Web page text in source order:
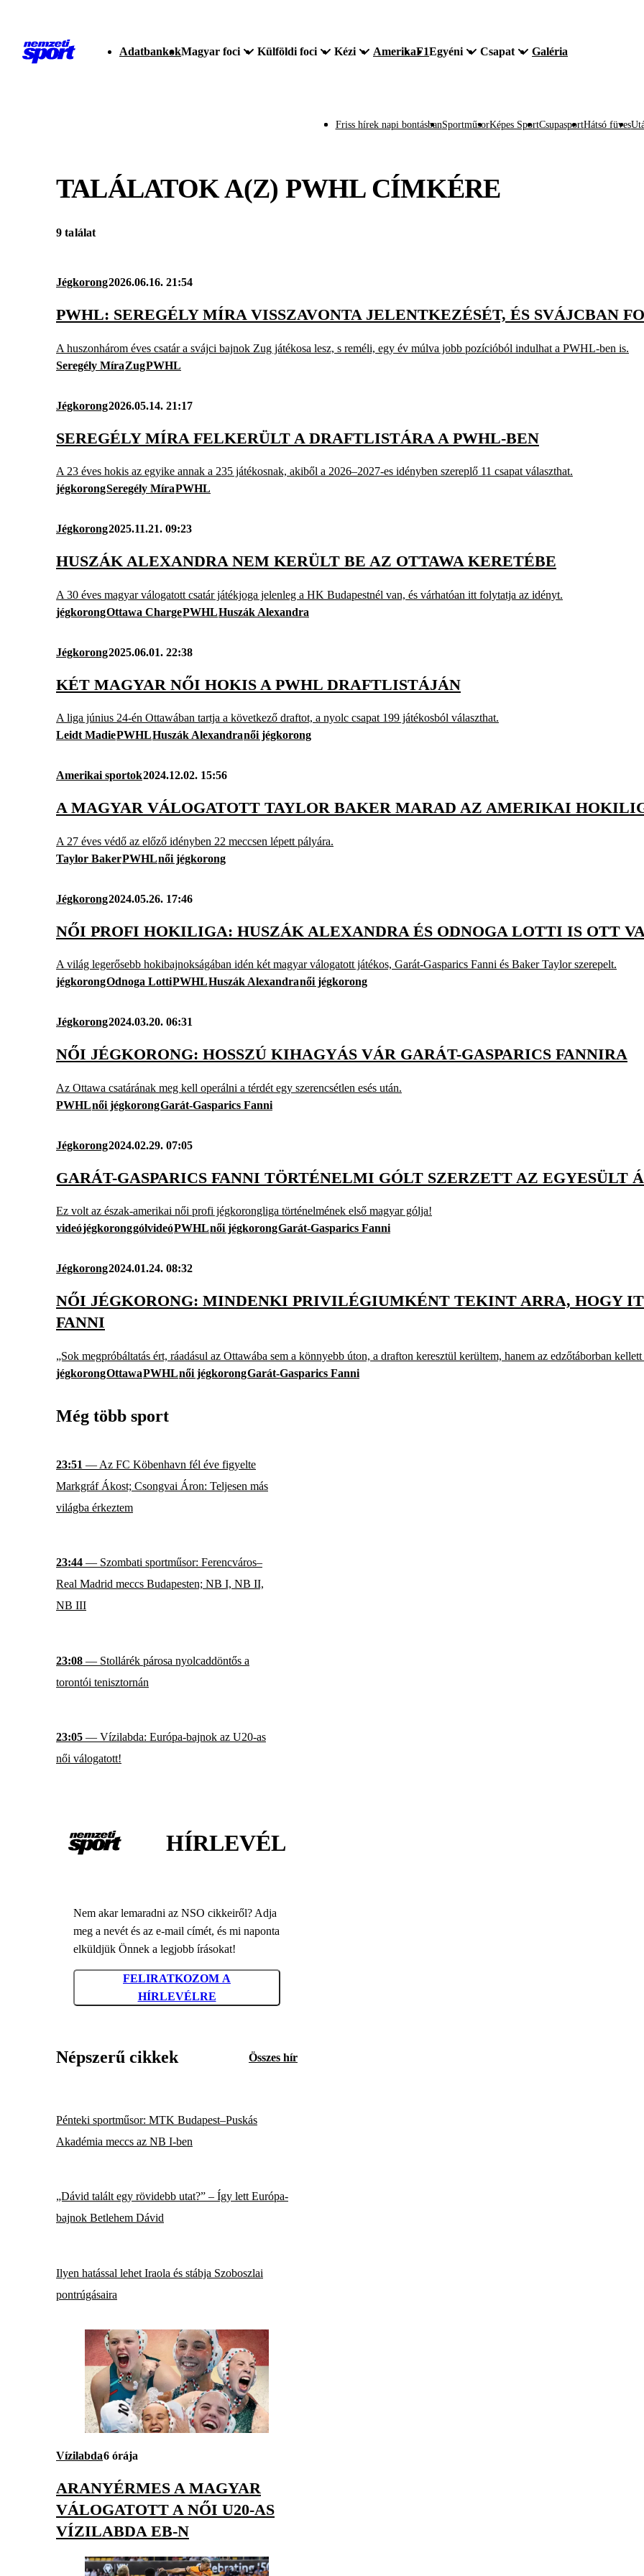
AdatbankokMagyar foci Külföldi foci Kézi AmerikaF1Egyéni Csapat Galéria
Friss hírek napi bontásbanSportműsorKépes SportCsupasportHátsó füves
TALÁLATOK A(Z) PWHLCÍMKÉRE
9 találat
Jégkorong2026.06.16. 21:54
PWHL: SEREGÉLY MÍRA VISSZAVONTA JELENTKEZÉSÉT, ÉS SVÁJCBAN
A huszonhárom éves csatár a svájci bajnok Zug játékosa lesz, s reméli, egy év múlva jobb pozícióból indulhat a PWHL-ben is.
Seregély MíraZugPWHL
Jégkorong2026.05.14. 21:17
SEREGÉLY MÍRA FELKERÜLT A DRAFTLISTÁRA A PWHL-BEN
A 23 éves hokis az egyike annak a 235 játékosnak, akiből a 2026–2027-es idényben szereplő 11 csapat választhat.
jégkorongSeregély MíraPWHL
Jégkorong2025.11.21. 09:23
HUSZÁK ALEXANDRA NEM KERÜLT BE AZ OTTAWA KERETÉBE
A 30 éves magyar válogatott csatár játékjoga jelenleg a HK Budapestnél van, és várhatóan itt folytatja az idényt.
jégkorongOttawa ChargePWHLHuszák Alexandra
Jégkorong2025.06.01. 22:38
KÉT MAGYAR NŐI HOKIS A PWHL DRAFTLISTÁJÁN
A liga június 24-én Ottawában tartja a következő draftot, a nyolc csapat 199 játékosból választhat.
Leidt MadiePWHLHuszák Alexandranői jégkorong
Amerikai sportok2024.12.02. 15:56
A MAGYAR VÁLOGATOTT TAYLOR BAKER MARAD AZ AMERIKAI
A 27 éves védő az előző idényben 22 meccsen lépett pályára.
Taylor BakerPWHLnői jégkorong
Jégkorong2024.05.26. 17:46
NŐI PROFI HOKILIGA: HUSZÁK ALEXANDRA ÉS ODNOGA LOTTI IS OTT
A világ legerősebb hokibajnokságában idén két magyar válogatott játékos, Garát-Gasparics Fanni és Baker Taylor szerepelt.
jégkorongOdnoga LottiPWHLHuszák Alexandranői jégkorong
Jégkorong2024.03.20. 06:31
NŐI JÉGKORONG: HOSSZÚ KIHAGYÁS VÁR GARÁT-GASPARICS FANNIRA
Az Ottawa csatárának meg kell operálni a térdét egy szerencsétlen esés után.
PWHLnői jégkorongGarát-Gasparics Fanni
Jégkorong2024.02.29. 07:05
GARÁT-GASPARICS FANNI TÖRTÉNELMI GÓLT SZERZETT AZ EGYESÜLT
Ez volt az észak-amerikai női profi jégkorongliga történelmének első magyar gólja!
videójégkoronggólvideóPWHLnői jégkorongGarát-Gasparics Fanni
Jégkorong2024.01.24. 08:32
NŐI JÉGKORONG: MINDENKI PRIVILÉGIUMKÉNT TEKINT ARRA, HOGY
FANNI
„Sok megpróbáltatás ért, ráadásul az Ottawába sem a könnyebb úton, a drafton keresztül kerültem, hanem az edzőtáborban
jégkorongOttawaPWHLnői jégkorongGarát-Gasparics Fanni
Még több sport
23:51 — Az FC Köbenhavn fél éve figyelte
Markgráf Ákost; Csongvai Áron: Teljesen más
világba érkeztem
23:44 — Szombati sportműsor: Ferencváros–
Real Madrid meccs Budapesten; NB I, NB II,
NB III
23:08 — Stollárék párosa nyolcaddöntős a
torontói tenisztornán
23:05 — Vízilabda: Európa-bajnok az U20-as
női válogatott!
HÍRLEVÉL
Nem akar lemaradni az NSO cikkeiről? Adja
meg a nevét és az e-mail címét, és mi naponta
elküldjük Önnek a legjobb írásokat!
FELIRATKOZOM A
HÍRLEVÉLRE
Népszerű cikkek Összes hír
Pénteki sportműsor: MTK Budapest–Puskás
Akadémia meccs az NB I-ben
„Dávid talált egy rövidebb utat?” – Így lett Európa-
bajnok Betlehem Dávid
Ilyen hatással lehet Iraola és stábja Szoboszlai
pontrúgásaira
Vízilabda6 órája
ARANYÉRMES A MAGYAR
VÁLOGATOTT A NŐI U20-AS
VÍZILABDA EB-N